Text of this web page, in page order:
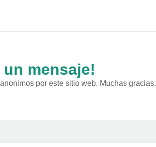
mensaje!
por este sitio web. Muchas gracias.